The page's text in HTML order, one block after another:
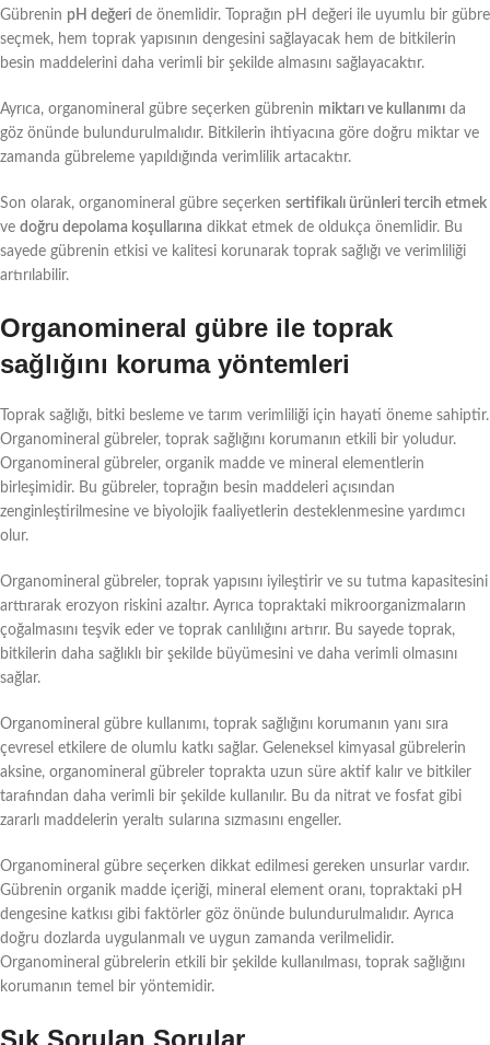
Gübrenin pH değeri de önemlidir. Toprağın pH değeri ile uyumlu bir gübre
seçmek, hem toprak yapısının dengesini sağlayacak hem de bitkilerin
besin maddelerini daha verimli bir şekilde almasını sağlayacaktır.
Ayrıca, organomineral gübre seçerken gübrenin miktarı ve kullanımı da
göz önünde bulundurulmalıdır. Bitkilerin ihtiyacına göre doğru miktar ve
zamanda gübreleme yapıldığında verimlilik artacaktır.
Son olarak, organomineral gübre seçerken sertifikalı ürünleri tercih etmek
ve doğru depolama koşullarına dikkat etmek de oldukça önemlidir. Bu
sayede gübrenin etkisi ve kalitesi korunarak toprak sağlığı ve verimliliği
artırılabilir.
Organomineral gübre ile toprak
sağlığını koruma yöntemleri
Toprak sağlığı, bitki besleme ve tarım verimliliği için hayati öneme sahiptir.
Organomineral gübreler, toprak sağlığını korumanın etkili bir yoludur.
Organomineral gübreler, organik madde ve mineral elementlerin
birleşimidir. Bu gübreler, toprağın besin maddeleri açısından
zenginleştirilmesine ve biyolojik faaliyetlerin desteklenmesine yardımcı
olur.
Organomineral gübreler, toprak yapısını iyileştirir ve su tutma kapasitesini
arttırarak erozyon riskini azaltır. Ayrıca topraktaki mikroorganizmaların
çoğalmasını teşvik eder ve toprak canlılığını artırır. Bu sayede toprak,
bitkilerin daha sağlıklı bir şekilde büyümesini ve daha verimli olmasını
sağlar.
Organomineral gübre kullanımı, toprak sağlığını korumanın yanı sıra
çevresel etkilere de olumlu katkı sağlar. Geleneksel kimyasal gübrelerin
aksine, organomineral gübreler toprakta uzun süre aktif kalır ve bitkiler
tarafından daha verimli bir şekilde kullanılır. Bu da nitrat ve fosfat gibi
zararlı maddelerin yeraltı sularına sızmasını engeller.
Organomineral gübre seçerken dikkat edilmesi gereken unsurlar vardır.
Gübrenin organik madde içeriği, mineral element oranı, topraktaki pH
dengesine katkısı gibi faktörler göz önünde bulundurulmalıdır. Ayrıca
doğru dozlarda uygulanmalı ve uygun zamanda verilmelidir.
Organomineral gübrelerin etkili bir şekilde kullanılması, toprak sağlığını
korumanın temel bir yöntemidir.
Sık Sorulan Sorular